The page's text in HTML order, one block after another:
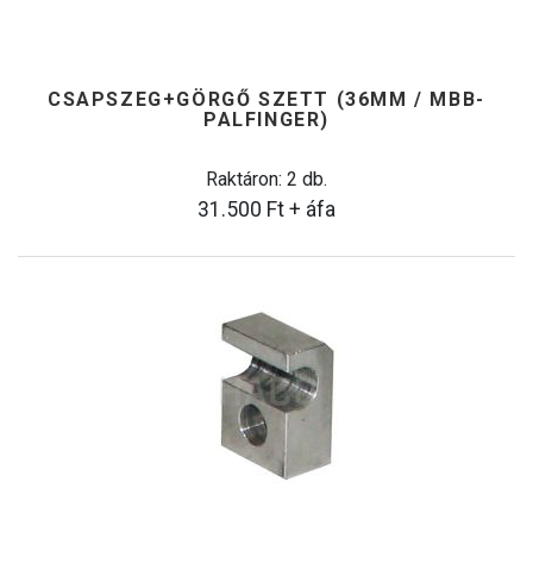
CSAPSZEG+GÖRGŐ SZETT (36MM / MBB-
PALFINGER)
Raktáron: 2 db.
31.500 Ft + áfa